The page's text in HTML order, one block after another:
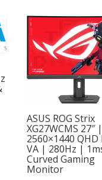
ASUS ROG Strix
XG27WCMS 27″ |
2560×1440 QHD
VA | 280Hz |
Curved Gaming
Monitor